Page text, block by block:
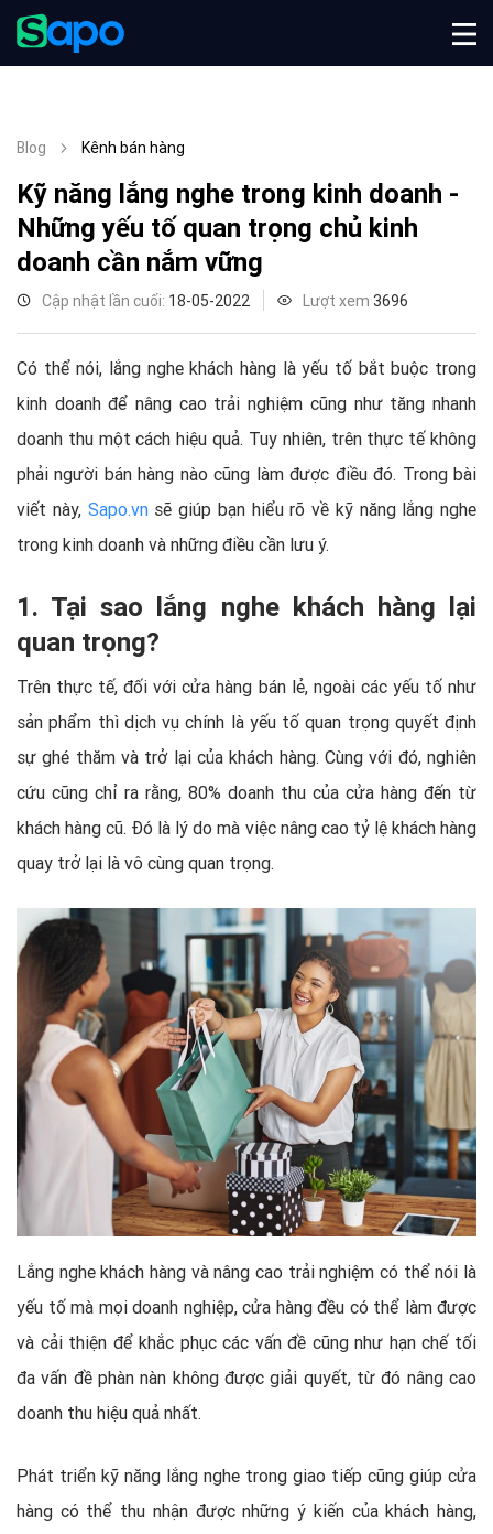
Blog Kênh bán hàng
Kỹ năng lắng nghe trong kinh doanh -
Những yếu tố quan trọng chủ kinh
doanh cần nắm vững
Cập nhật lần cuối: 18-05-2022 Lượt xem 3696
Có thể nói, lắng nghe khách hàng là yếu tố bắt buộc trong
kinh doanh để nâng cao trải nghiệm cũng như tăng nhanh
doanh thu một cách hiệu quả. Tuy nhiên, trên thực tế không
phải người bán hàng nào cũng làm được điều đó. Trong bài
viết này, Sapo.vnsẽ giúp bạn hiểu rõ về kỹ năng lắng nghe
trong kinh doanh và những điều cần lưu ý.
1. Tại sao lắng nghe khách hàng lại
quan trọng?
Trên thực tế, đối với cửa hàng bán lẻ, ngoài các yếu tố như
sản phẩm thì dịch vụ chính là yếu tố quan trọng quyết định
sự ghé thăm và trở lại của khách hàng. Cùng với đó, nghiên
cứu cũng chỉ ra rằng, 80% doanh thu của cửa hàng đến từ
khách hàng cũ. Đó là lý do mà việc nâng cao tỷ lệ khách hàng
quay trở lại là vô cùng quan trọng.
Lắng nghe khách hàng và nâng cao trải nghiệm có thể nói là
yếu tố mà mọi doanh nghiệp, cửa hàng đều có thể làm được
và cải thiện để khắc phục các vấn đề cũng như hạn chế tối
đa vấn đề phàn nàn không được giải quyết, từ đó nâng cao
doanh thu hiệu quả nhất.
Phát triển kỹ năng lắng nghe trong giao tiếp cũng giúp cửa
hàng có thể thu nhận được những ý kiến của khách hàng,